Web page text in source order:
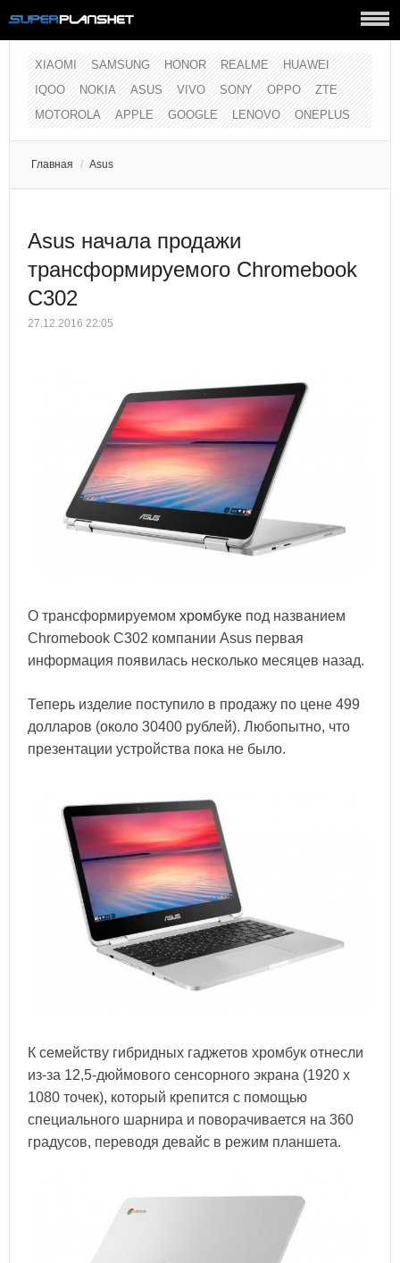
XIAOMI SAMSUNG HONOR REALME
HUAWEI
IQOO
NOKIA ASUS VIVO SONY OPPO
ZTE
MOTOROLA
APPLE GOOGLE LENOVO ONEPLUS
Главная / Asus
Asus начала продажи
трансформируемого Chromebook
C302
27.12.2016 22:05
О трансформируемом хромбуке под названием
Chromebook C302 компании Asus первая
информация появилась несколько месяцев назад.
Теперь изделие поступило в продажу по цене 499
долларов (около 30400 рублей). Любопытно, что
презентации устройства пока не было.
К семейству гибридных гаджетов хромбук отнесли
из-за 12,5-дюймового сенсорного экрана (1920 х
1080 точек), который крепится с помощью
специального шарнира и поворачивается на 360
градусов, переводя девайс в режим планшета.